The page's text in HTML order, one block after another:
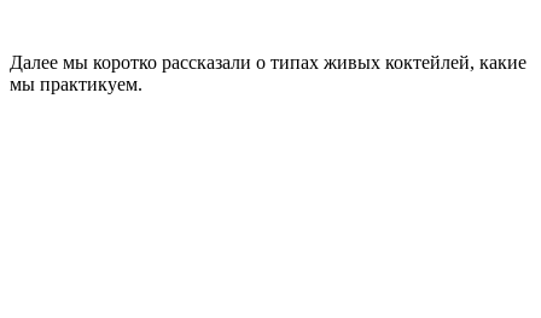
Далее мы коротко рассказали о типах живых коктейлей, какие
мы практикуем.